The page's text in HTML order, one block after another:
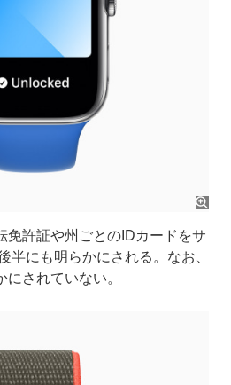
許証や州ごとのIDカードをサ
半にも明らかにされる。なお、
されていない。